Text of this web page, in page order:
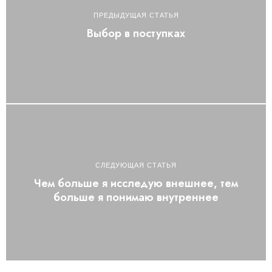
ПРЕДЫДУЩАЯ СТАТЬЯ
Выбор в поступках
СЛЕДУЮЩАЯ СТАТЬЯ
Чем больше я исследую внешнее, тем
больше я понимаю внутреннее